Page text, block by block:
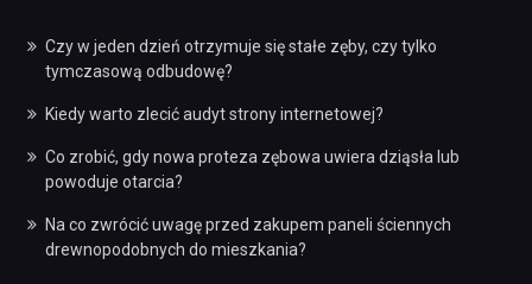
Czy w jeden dzień otrzymuje się stałe zęby, czy tylko
tymczasową odbudowę?
Kiedy warto zlecić audyt strony internetowej?
Co zrobić, gdy nowa proteza zębowa uwiera dziąsła lub
powoduje otarcia?
Na co zwrócić uwagę przed zakupem paneli ściennych
drewnopodobnych do mieszkania?